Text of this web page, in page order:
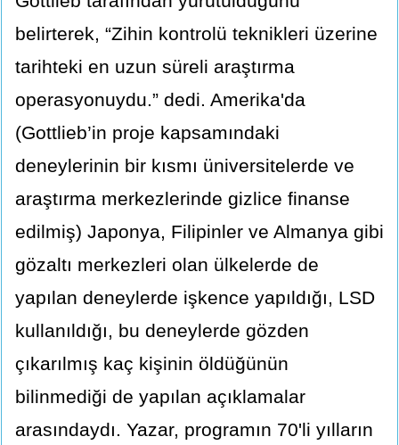
belirterek, “Zihin kontrolü teknikleri üzerine
tarihteki en uzun süreli araştırma
operasyonuydu.” dedi. Amerika'da
(Gottlieb’in proje kapsamındaki
deneylerinin bir kısmı üniversitelerde ve
araştırma merkezlerinde gizlice finanse
edilmiş) Japonya, Filipinler ve Almanya gibi
gözaltı merkezleri olan ülkelerde de
yapılan deneylerde işkence yapıldığı, LSD
kullanıldığı, bu deneylerde gözden
çıkarılmış kaç kişinin öldüğünün
bilinmediği de yapılan açıklamalar
arasındaydı. Yazar, programın 70'li yılların